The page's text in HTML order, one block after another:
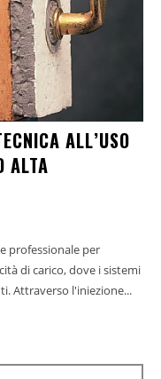
ALL’USO
ALTA
professionale per
di carico, dove i sistemi
Attraverso l'iniezione...